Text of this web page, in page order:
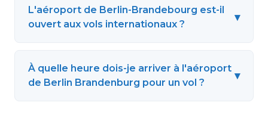
L'aéroport de Berlin-Brandebourg est-il
ouvert aux vols internationaux ?
▾
À quelle heure dois-je arriver à l'aéroport
de Berlin Brandenburg pour un vol ?
▾